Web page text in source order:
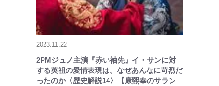
2023.11.22
2PMジュノ主演『赤い袖先』イ・サンに対
する英祖の愛情表現は、なぜあんなに苛烈だ
ったのか〈歴史解説14〉【康熙奉のサラン